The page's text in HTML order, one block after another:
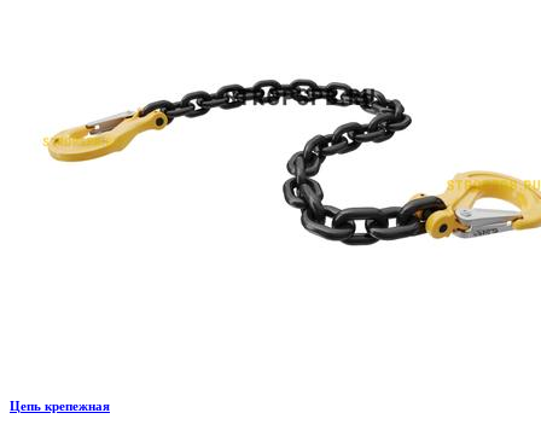
Цепь крепежная